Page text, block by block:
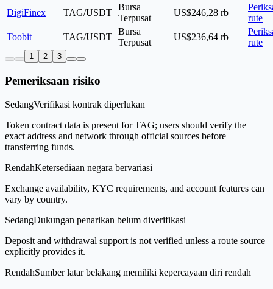
DigiFinex
TAG/USDT
Bursa
Terpusat
US$246,28 rb
rute
Toobit
TAG/USDT
Bursa
Terpusat
US$236,64 rb
rute
1 2 3
Pemeriksaan risiko
SedangVerifikasi kontrak diperlukan
Token contract data is present for TAG; users should verify the
exact address and network through official sources before
transferring funds.
RendahKetersediaan negara bervariasi
Exchange availability, KYC requirements, and account features can
vary by country.
SedangDukungan penarikan belum diverifikasi
Deposit and withdrawal support is not verified unless a route source
explicitly provides it.
RendahSumber latar belakang memiliki kepercayaan diri rendah